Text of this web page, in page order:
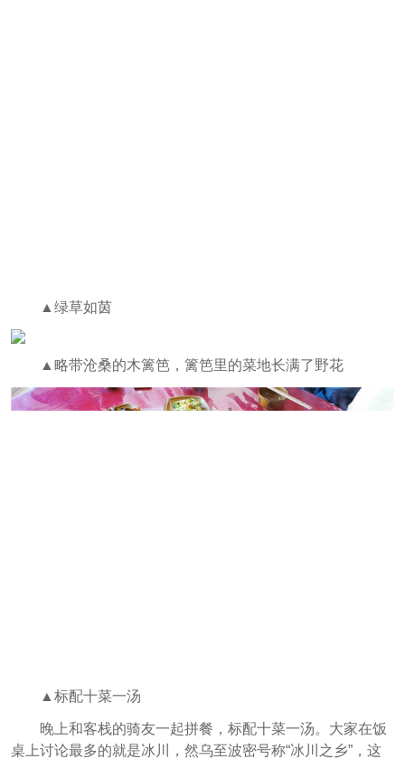
▲绿草如茵
▲略带沧桑的木篱笆，篱笆里的菜地长满了野花
▲标配十菜一汤
晚上和客栈的骑友一起拼餐，标配十菜一汤。大家在饭
桌上讨论最多的就是冰川， 然乌至波密号称“冰川之乡”，这